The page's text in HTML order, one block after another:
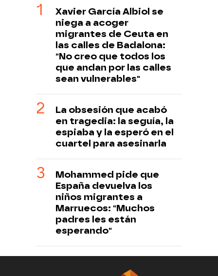
Xavier García Albiol se
niega a acoger
migrantes de Ceuta en
las calles de Badalona:
"No creo que todos los
que andan por las calles
sean vulnerables"
La obsesión que acabó
en tragedia: la seguía, la
espiaba y la esperó en el
cuartel para asesinarla
Mohammed pide que
España devuelva los
niños migrantes a
Marruecos: "Muchos
padres les están
esperando"